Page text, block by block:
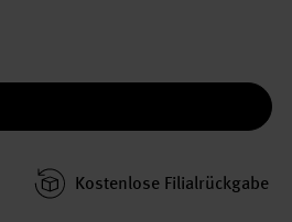
Kosten­lose Filial­rückgabe